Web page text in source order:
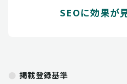
SEOに効果が
掲載登録基準